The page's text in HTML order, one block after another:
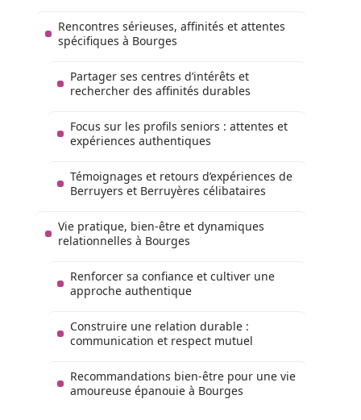
Rencontres sérieuses, affinités et attentes
spécifiques à Bourges
Partager ses centres d’intérêts et
rechercher des affinités durables
Focus sur les profils seniors : attentes et
expériences authentiques
Témoignages et retours d’expériences de
Berruyers et Berruyères célibataires
Vie pratique, bien-être et dynamiques
relationnelles à Bourges
Renforcer sa confiance et cultiver une
approche authentique
Construire une relation durable :
communication et respect mutuel
Recommandations bien-être pour une vie
amoureuse épanouie à Bourges